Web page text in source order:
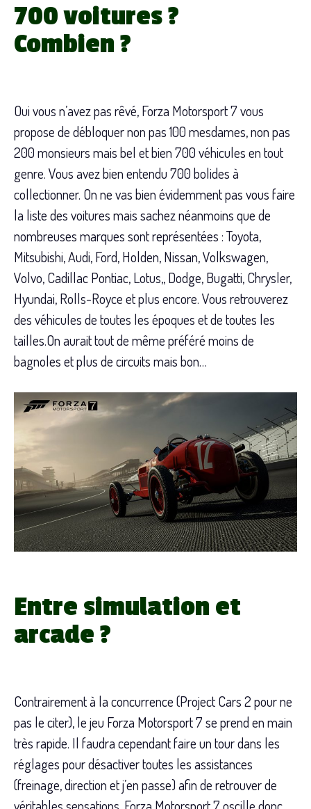
700 voitures ?
Combien ?
Oui vous n’avez pas rêvé, Forza Motorsport 7 vous
propose de débloquer non pas 100 mesdames, non pas
200 monsieurs mais bel et bien 700 véhicules en tout
genre. Vous avez bien entendu 700 bolides à
collectionner. On ne vas bien évidemment pas vous faire
la liste des voitures mais sachez néanmoins que de
nombreuses marques sont représentées : Toyota,
Mitsubishi, Audi, Ford, Holden, Nissan, Volkswagen,
Volvo, Cadillac Pontiac, Lotus,, Dodge, Bugatti, Chrysler,
Hyundai, Rolls-Royce et plus encore. Vous retrouverez
des véhicules de toutes les époques et de toutes les
tailles.On aurait tout de même préféré moins de
bagnoles et plus de circuits mais bon…
Entre simulation et
arcade ?
Contrairement à la concurrence (Project Cars 2 pour ne
pas le citer), le jeu Forza Motorsport 7 se prend en main
très rapide. Il faudra cependant faire un tour dans les
réglages pour désactiver toutes les assistances
(freinage, direction et j’en passe) afin de retrouver de